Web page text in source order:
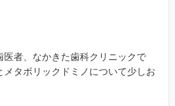
医者、なかきた歯科クリニックで
メタボリックドミノについて少しお